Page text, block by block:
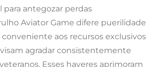
para antegozar perdas
Aviator Game difere puerilidade
aos recursos exclusivos
agradar consistentemente
Esses haveres aprimoram